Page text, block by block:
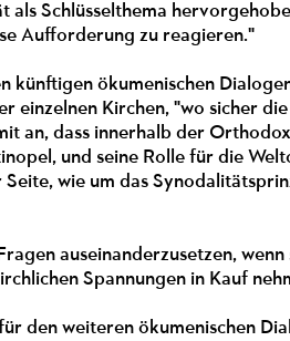
Schlüsselthema
Aufforderung zu reagieren."
künftigen ökumenischen
einzelnen Kirchen, "wo sicher
an, dass innerhalb der
und seine Rolle für die
wie um das
auseinanderzusetzen, wenn
Spannungen in Kauf
den weiteren ökumenischen